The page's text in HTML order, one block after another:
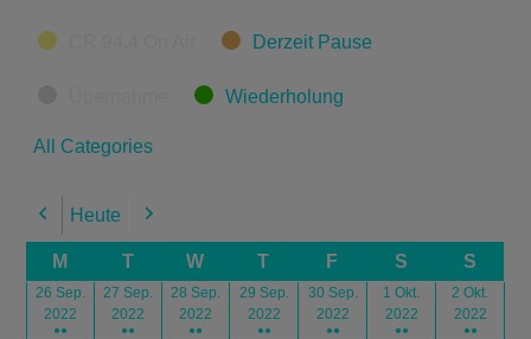
Derzeit Pause
Wiederholung
All Categories
Previous
Heute Next
M T W T F S S
26 Sep.
2022
●●
27 Sep.
2022
●●
28 Sep.
2022
●●
29 Sep.
2022
●●
30 Sep.
2022
●●
1 Okt.
2022
●●
2 Okt.
2022
●●